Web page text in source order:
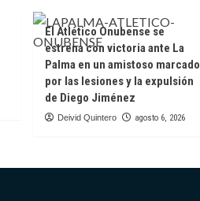
El Atlético Onubense se
estrena con victoria ante La
Palma en un amistoso marcado
por las lesiones y la expulsión
de Diego Jiménez
Deivid Quintero agosto 6, 2026